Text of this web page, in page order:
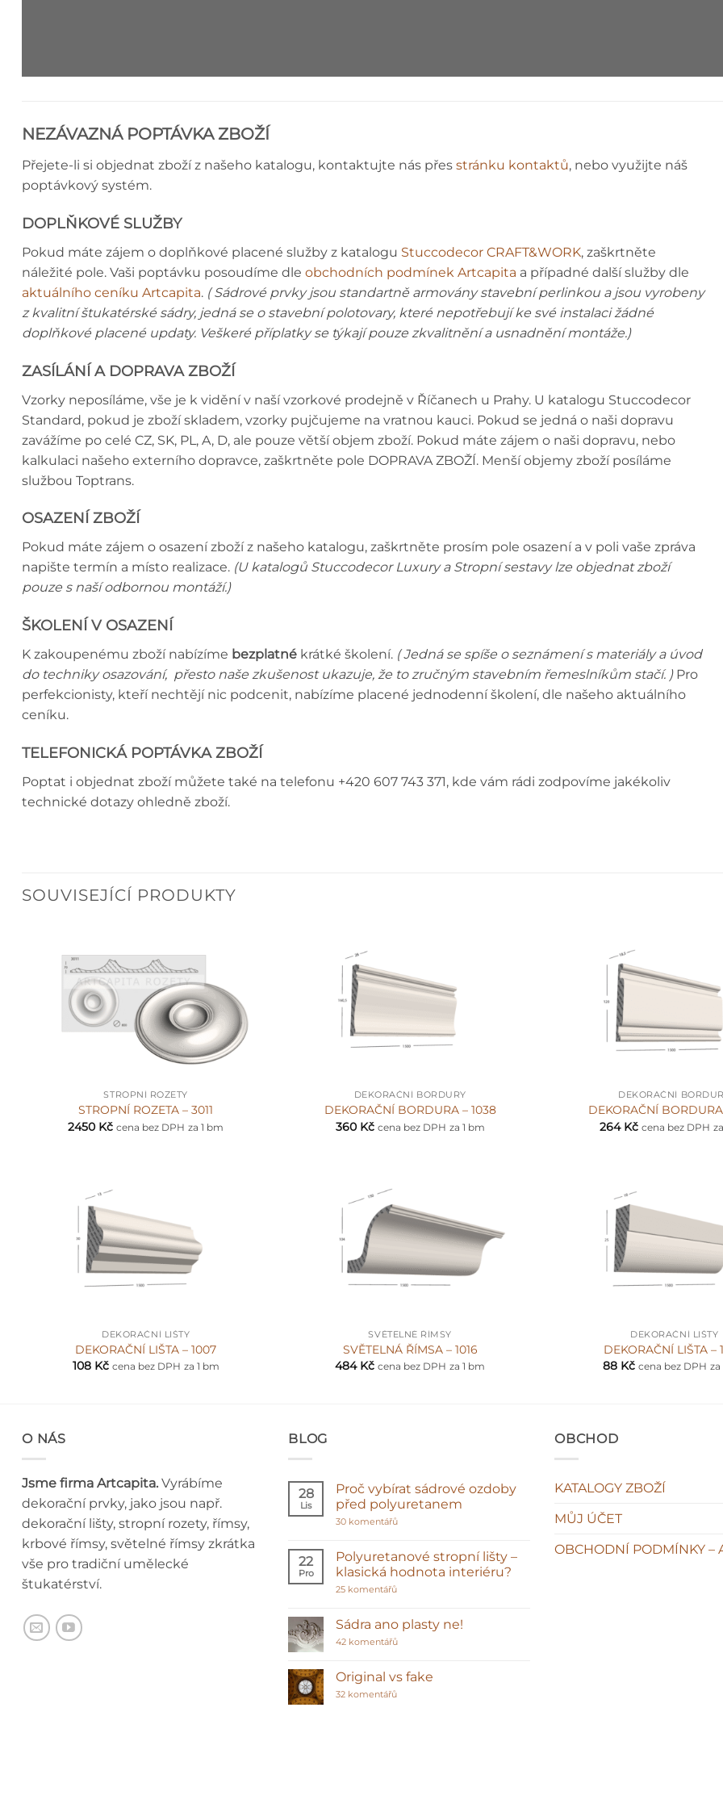
NEZÁVAZNÁ POPTÁVKA ZBOŽÍ
Přejete-li si objednat zboží z našeho katalogu, kontaktujte nás přes stránku kontaktů, nebo využijte náš
poptávkový systém.
DOPLŇKOVÉ SLUŽBY
Pokud máte zájem o doplňkové placené služby z katalogu Stuccodecor CRAFT&WORK, zaškrtněte
náležité pole. Vaši poptávku posoudíme dle obchodních podmínek Artcapita a případné další služby dle
aktuálního ceníku Artcapita. ( Sádrové prvky jsou standartně armovány stavební perlinkou a jsou vyrobeny
z kvalitní štukatérské sádry, jedná se o stavební polotovary, které nepotřebují ke své instalaci žádné
doplňkové placené updaty. Veškeré příplatky se týkají pouze zkvalitnění a usnadnění montáže.)
ZASÍLÁNÍ A DOPRAVA ZBOŽÍ
Vzorky neposíláme, vše je k vidění v naší vzorkové prodejně v Říčanech u Prahy. U katalogu Stuccodecor
Standard, pokud je zboží skladem, vzorky pujčujeme na vratnou kauci. Pokud se jedná o naši dopravu
zavážíme po celé CZ, SK, PL, A, D, ale pouze větší objem zboží. Pokud máte zájem o naši dopravu, nebo
kalkulaci našeho externího dopravce, zaškrtněte pole DOPRAVA ZBOŽÍ. Menší objemy zboží posíláme
službou Toptrans.
OSAZENÍ ZBOŽÍ
Pokud máte zájem o osazení zboží z našeho katalogu, zaškrtněte prosím pole osazení a v poli vaše zpráva
napište termín a místo realizace. (U katalogů Stuccodecor Luxury a Stropní sestavy lze objednat zboží
pouze s naší odbornou montáží.)
ŠKOLENÍ V OSAZENÍ
K zakoupenému zboží nabízíme bezplatné krátké školení. ( Jedná se spíše o seznámení s materiály a úvod
do techniky osazování, přesto naše zkušenost ukazuje, že to zručným stavebním řemeslníkům stačí. )Pro
perfekcionisty, kteří nechtějí nic podcenit, nabízíme placené jednodenní školení, dle našeho aktuálního
ceníku.
TELEFONICKÁ POPTÁVKA ZBOŽÍ
Poptat i objednat zboží můžete také na telefonu +420 607 743 371, kde vám rádi zodpovíme jakékoliv
technické dotazy ohledně zboží.
SOUVISEJÍCÍ PRODUKTY
STROPNÍ ROZETY
STROPNÍ ROZETA – 3011
2450 Kč cena bez DPH za 1 bm
DEKORAČNÍ BORDURY
DEKORAČNÍ BORDURA – 1038
360 Kč cena bez DPH za 1 bm
DEKORAČNÍ
DEKORAČNÍ
264 Kč cena bez DPH
DEKORAČNÍ LIŠTY
DEKORAČNÍ LIŠTA – 1007
108 Kč cena bez DPH za 1 bm
SVĚTELNÉ ŘÍMSY
SVĚTELNÁ ŘÍMSA – 1016
484 Kč cena bez DPH za 1 bm
DEKORAČNÍ LIŠTY
DEKORAČNÍ LIŠTA –
88 Kč cena bez DPH za
O NÁS
Jsme firma Artcapita. Vyrábíme
dekorační prvky, jako jsou např.
dekorační lišty, stropní rozety, římsy,
krbové římsy, světelné římsy zkrátka
vše pro tradiční umělecké
štukatérství.
BLOG
28
Lis
Proč vybírat sádrové ozdoby
před polyuretanem
30 komentářůu
názvem
Proč
vybírat
22
Pro
Polyuretanové stropní lišty –
klasická hodnota interiéru?
25 komentářůu
názvem
Polyuretanové
stropní
klasická
hodnota
interiéru?
Sádra ano plasty ne!
42 komentářůu
názvem
Sádra
Original vs fake
32 komentářůu
OBCHOD
KATALOGY ZBOŽÍ
MŮJ ÚČET
OBCHODNÍ PODMÍNKY –